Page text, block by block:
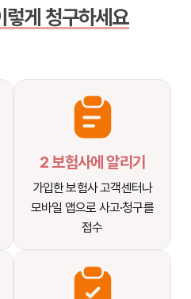
렇게 청구하세요
2 보험사에 알리기
가입한 보험사 고객센터나
모바일 앱으로 사고·청구를
접수